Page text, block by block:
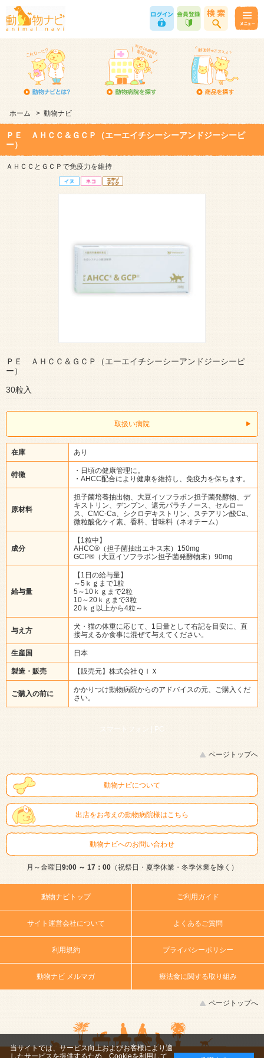
ホーム > 動物ナビ
ＰＥ ＡＨＣＣ＆ＧＣＰ（エーエイチシーシーアンドジーシーピ
ー）
ＡＨＣＣとＧＣＰで免疫力を維持
ＰＥ ＡＨＣＣ＆ＧＣＰ（エーエイチシーシーアンドジーシーピ
ー）
30粒入
取扱い病院
在庫 あり
特徴
・日頃の健康管理に。
・AHCC配合により健康を維持し、免疫力を保ちます。
原材料
担子菌培養抽出物、大豆イソフラボン担子菌発酵物、デ
キストリン、デンプン、還元パラチノース、セルロー
ス、CMC-Ca、シクロデキストリン、ステアリン酸Ca、
微粒酸化ケイ素、香料、甘味料（ネオテーム）
成分
【1粒中】
AHCC®（担子菌抽出エキス末）150mg
GCP®（大豆イソフラボン担子菌発酵物末）90mg
給与量
【1日の給与量】
～5ｋｇまで1粒
5～10ｋｇまで2粒
10～20ｋｇまで3粒
20ｋｇ以上から4粒～
与え方
犬・猫の体重に応じて、1日量として右記を目安に、直
接与えるか食事に混ぜて与えてください。
生産国 日本
製造・販売 【販売元】株式会社ＱＩＸ
ご購入の前に
かかりつけ動物病院からのアドバイスの元、ご購入くだ
さい。
スマートフォン | PC
ページトップへ
動物ナビについて
出店をお考えの動物病院様はこちら
動物ナビへのお問い合わせ
月～金曜日9:00 ～ 17：00（祝祭日・夏季休業・冬季休業を除く）
動物ナビトップ ご利用ガイド
サイト運営会社について よくあるご質問
利用規約 プライバシーポリシー
動物ナビ メルマガ 療法食に関する取り組み
ページトップへ
当サイトでは、サービス向上およびお客様により適